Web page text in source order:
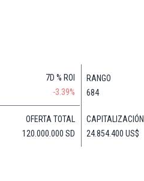
sobre
DeFi
Guía
de
Mining
Guías
7D % ROI
-3.39%
OFERTA TOTAL
120.000.000 SD
RANGO
684
CAPITALIZACIÓN
24.854.400 US$